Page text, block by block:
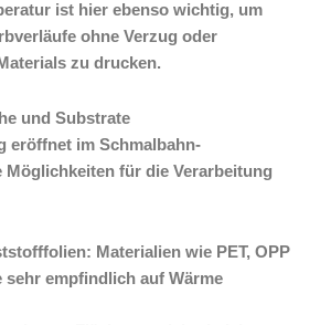
ist hier ebenso wichtig, um
ohne Verzug oder
zu drucken.
und Substrate
eröffnet im Schmalbahn-
Möglichkeiten für die Verarbeitung
Materialien wie PET, OPP
sehr empfindlich auf Wärme